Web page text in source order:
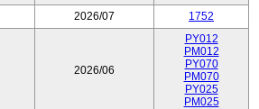
2026/07 1752
2026/06
PY012
PM012
PY070
PM070
PY025
PM025